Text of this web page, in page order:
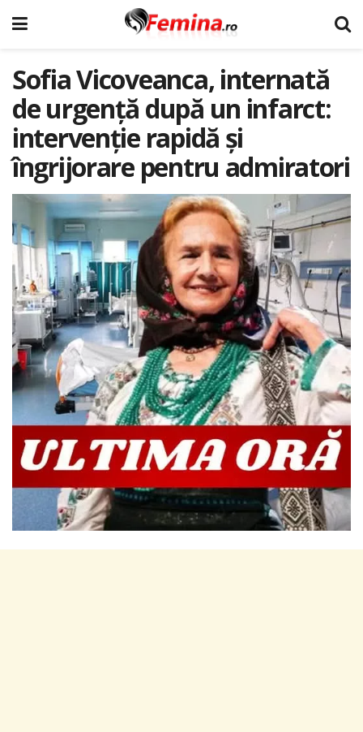
Sofia Vicoveanca, internată
de urgență după un infarct:
intervenție rapidă și
îngrijorare pentru admiratori